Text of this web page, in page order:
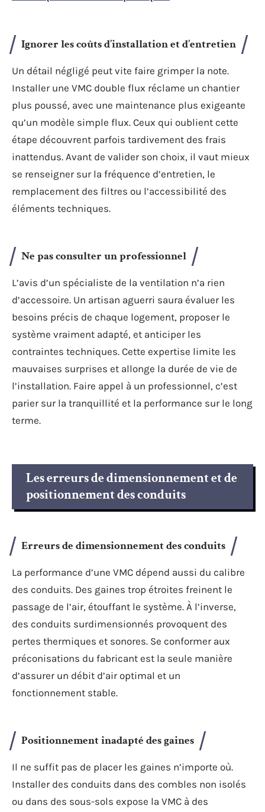
Ignorer les coûts d’installation et d’entretien
Un détail négligé peut vite faire grimper la note.
Installer une VMC double flux réclame un chantier
plus poussé, avec une maintenance plus exigeante
qu’un modèle simple flux. Ceux qui oublient cette
étape découvrent parfois tardivement des frais
inattendus. Avant de valider son choix, il vaut mieux
se renseigner sur la fréquence d’entretien, le
remplacement des filtres ou l’accessibilité des
éléments techniques.
Ne pas consulter un professionnel
L’avis d’un spécialiste de la ventilation n’a rien
d’accessoire. Un artisan aguerri saura évaluer les
besoins précis de chaque logement, proposer le
système vraiment adapté, et anticiper les
contraintes techniques. Cette expertise limite les
mauvaises surprises et allonge la durée de vie de
l’installation. Faire appel à un professionnel, c’est
parier sur la tranquillité et la performance sur le long
terme.
Les erreurs de dimensionnement et de
positionnement des conduits
Erreurs de dimensionnement des conduits
La performance d’une VMC dépend aussi du calibre
des conduits. Des gaines trop étroites freinent le
passage de l’air, étouffant le système. À l’inverse,
des conduits surdimensionnés provoquent des
pertes thermiques et sonores. Se conformer aux
préconisations du fabricant est la seule manière
d’assurer un débit d’air optimal et un
fonctionnement stable.
Positionnement inadapté des gaines
Il ne suffit pas de placer les gaines n’importe où.
Installer des conduits dans des combles non isolés
ou dans des sous-sols expose la VMC à des